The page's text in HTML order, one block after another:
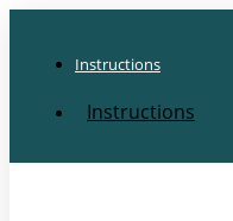
Instructions
Instructions